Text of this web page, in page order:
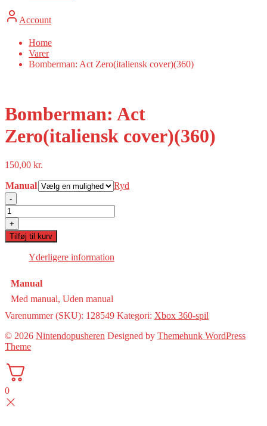
Account
Home
Varer
Bomberman: Act Zero(italiensk cover)(360)
Bomberman: Act
Zero(italiensk cover)(360)
150,00 kr.
Manual Ryd
-
Bomberman:
Act
Zero(italiensk
cover)
+
Tilføj til kurv
Yderligere information
Manual
Med manual, Uden manual
Varenummer (SKU): 128549 Kategori: Xbox 360-spil
© 2026 Nintendopusheren Designed by Themehunk WordPress
Theme
0